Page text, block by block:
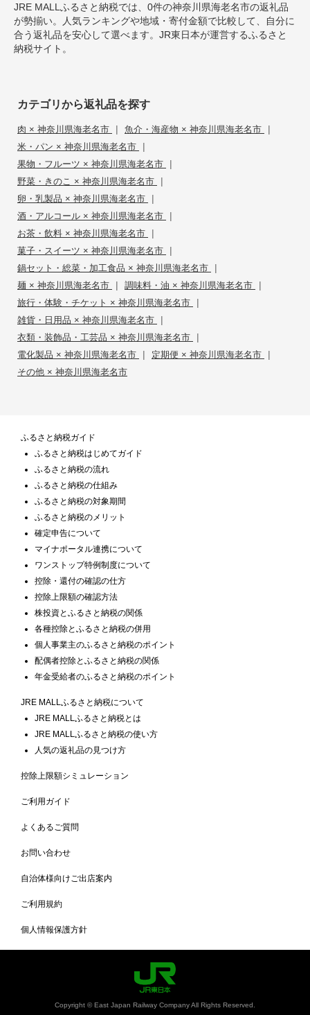
JRE MALLふるさと納税では、0件の神奈川県海老名市の返礼品
が勢揃い。人気ランキングや地域・寄付金額で比較して、自分に
合う返礼品を安心して選べます。JR東日本が運営するふるさと
納税サイト。
カテゴリから返礼品を探す
肉 × 神奈川県海老名市 | 魚介・海産物 × 神奈川県海老名市 |
米・パン × 神奈川県海老名市 |
果物・フルーツ × 神奈川県海老名市 |
野菜・きのこ × 神奈川県海老名市 |
卵・乳製品 × 神奈川県海老名市 |
酒・アルコール × 神奈川県海老名市 |
お茶・飲料 × 神奈川県海老名市 |
菓子・スイーツ × 神奈川県海老名市 |
鍋セット・総菜・加工食品 × 神奈川県海老名市 |
麺 × 神奈川県海老名市 | 調味料・油 × 神奈川県海老名市 |
旅行・体験・チケット × 神奈川県海老名市 |
雑貨・日用品 × 神奈川県海老名市 |
衣類・装飾品・工芸品 × 神奈川県海老名市 |
電化製品 × 神奈川県海老名市 | 定期便 × 神奈川県海老名市 |
その他 × 神奈川県海老名市
ふるさと納税ガイド
ふるさと納税はじめてガイド
ふるさと納税の流れ
ふるさと納税の仕組み
ふるさと納税の対象期間
ふるさと納税のメリット
確定申告について
マイナポータル連携について
ワンストップ特例制度について
控除・還付の確認の仕方
控除上限額の確認方法
株投資とふるさと納税の関係
各種控除とふるさと納税の併用
個人事業主のふるさと納税のポイント
配偶者控除とふるさと納税の関係
年金受給者のふるさと納税のポイント
JRE MALLふるさと納税について
JRE MALLふるさと納税とは
JRE MALLふるさと納税の使い方
人気の返礼品の見つけ方
控除上限額シミュレーション
ご利用ガイド
よくあるご質問
お問い合わせ
自治体様向けご出店案内
ご利用規約
個人情報保護方針
Copyright © East Japan Railway Company All Rights Reserved.